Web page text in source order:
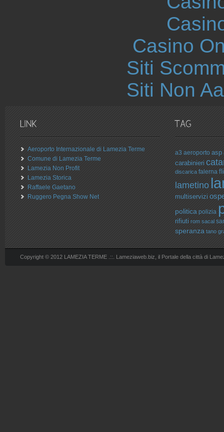
Casino
Siti
Siti Non
Aeroporto Internazionale di Lamezia Terme
Comune di Lamezia Terme
Lamezia Non Profit
Lamezia Storica
Raffaele Gaetano
Ruggero Pegna Show Net
a3 aeroporto asp
carabinieri
discarica falerna fli
lametino
multiservizi
politica polizia
rifiuti rom sacal
speranza tano
Copyright © 2012 LAMEZIA TERME .::. Lameziaweb.biz, il Portale della città di